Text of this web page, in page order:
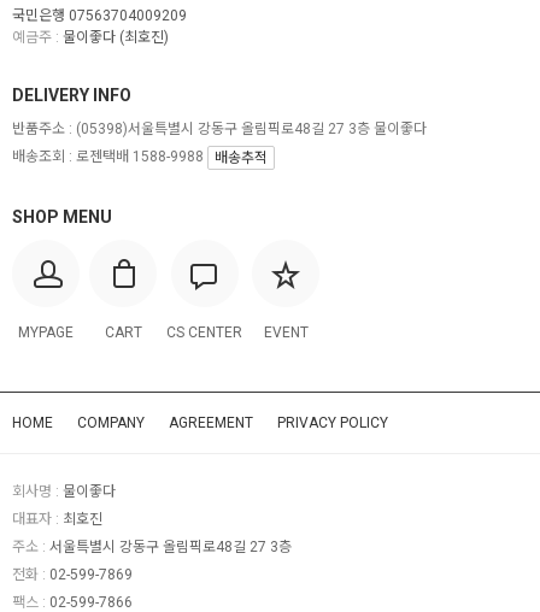
국민은행 07563704009209
예금주 : 물이좋다 (최호진)
SHOP MENU
MYPAGE CART CS CENTER EVENT
DELIVERY INFO
반품주소 : (05398)서울특별시 강동구 올림픽로48길 27 3층 물이좋다
배송조회 : 로젠택배 1588-9988
배송추적
HOME COMPANY AGREEMENT PRIVACY POLICY
회사명 : 물이좋다
대표자 : 최호진
주소 : 서울특별시 강동구 올림픽로48길 27 3층
전화 : 02-599-7869
팩스 : 02-599-7866